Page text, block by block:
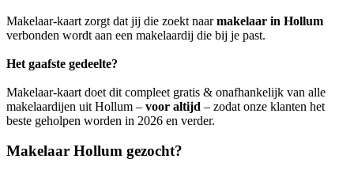
Makelaar-kaart zorgt dat jij die zoekt naarmakelaar in Hollum
verbonden wordt aan een makelaardij die bij je past.
Het gaafste gedeelte?
Makelaar-kaart doet dit compleet gratis & onafhankelijk van alle
makelaardijen uit Hollum – voor altijd – zodat onze klanten het
beste geholpen worden in 2026 en verder.
Makelaar Hollum gezocht?